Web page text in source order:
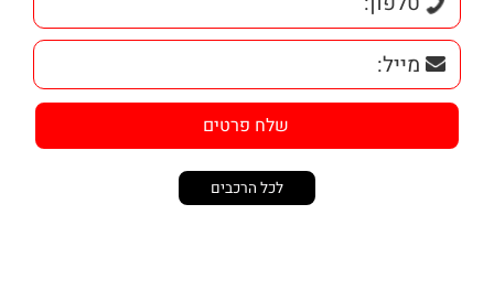
2. אין רכבים מתאימים לחיפוש שלך ייתכן
והרכב שחיפשת קיים באחד הסניפים שלנו, אנא
השאירו פרטים ונציגנו יחזרו בהקדם
לכל הרכבים